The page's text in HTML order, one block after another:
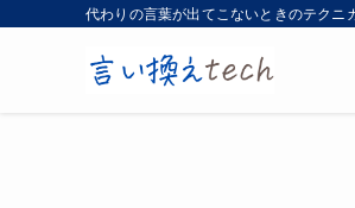
代わりの言葉が出てこないときのテクニ